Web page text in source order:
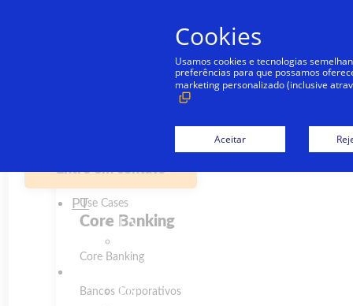
Use Cases
Core Banking
Core Banking
Bancos Corporativos
Entre em contato
PT
EN
EN
Cookies
Usamos cookies e tecnologias
preferências para que possamos
marketing personalizado (inclusive
Aceitar